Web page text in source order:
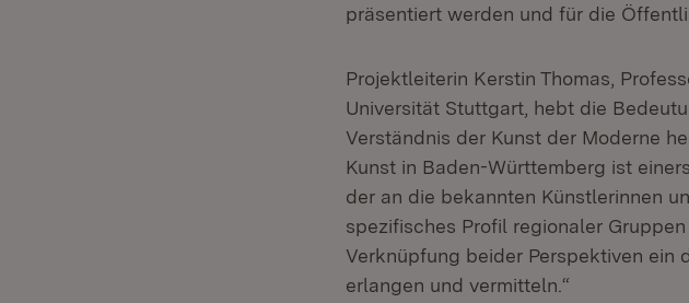
präsentiert werden und für die
Projektleiterin Kerstin Thomas,
Universität Stuttgart, hebt die
Verständnis der Kunst der Moderne
Kunst in Baden-Württemberg ist
der an die bekannten Künstlerinnen
spezifisches Profil regionaler
Verknüpfung beider Perspektiven
erlangen und vermitteln.“